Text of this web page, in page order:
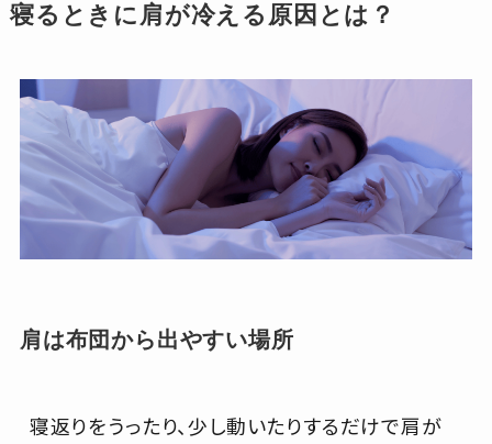
寝るときに肩が冷える原因とは？
肩は布団から出やすい場所
寝返りをうったり、少し動いたりするだけで肩が